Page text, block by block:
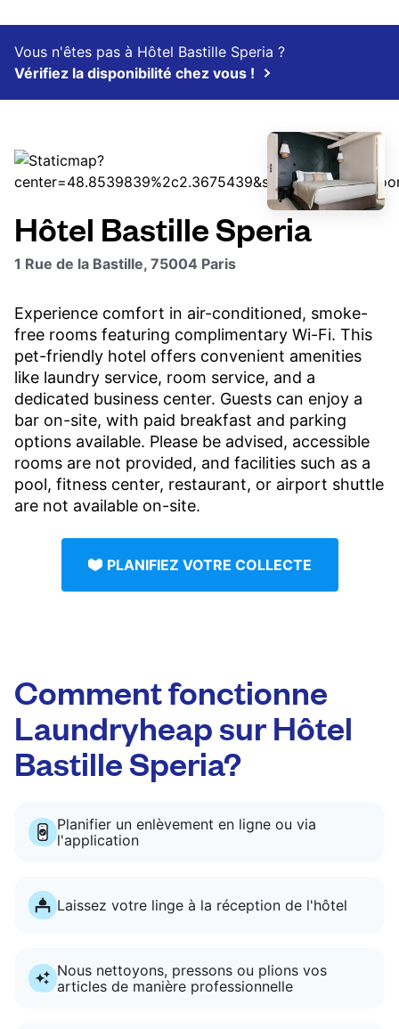
Vous n'êtes pas à Hôtel Bastille Speria ?
Vérifiez la disponibilité chez vous !
Hôtel Bastille Speria
1 Rue de la Bastille, 75004 Paris
Experience comfort in air-conditioned, smoke-
free rooms featuring complimentary Wi-Fi. This
pet-friendly hotel offers convenient amenities
like laundry service, room service, and a
dedicated business center. Guests can enjoy a
bar on-site, with paid breakfast and parking
options available. Please be advised, accessible
rooms are not provided, and facilities such as a
pool, fitness center, restaurant, or airport shuttle
are not available on-site.
PLANIFIEZ VOTRE COLLECTE
Comment fonctionne
Laundryheap sur Hôtel
Bastille Speria?
Planifier un enlèvement en ligne ou via
l'application
Laissez votre linge à la réception de l'hôtel
Nous nettoyons, pressons ou plions vos
articles de manière professionnelle